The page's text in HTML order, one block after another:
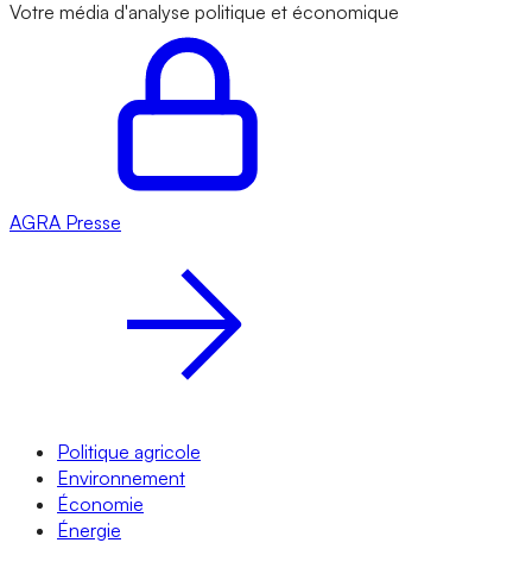
Votre média d'analyse politique et économique
AGRA Presse
Politique agricole
Environnement
Économie
Énergie